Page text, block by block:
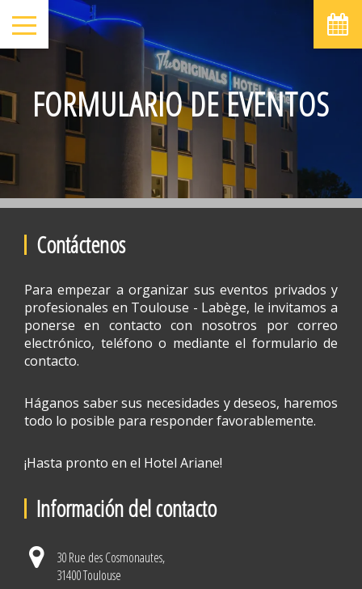
FORMULARIO DE EVENTOS
Contáctenos
Para empezar a organizar sus eventos privados y
profesionales en Toulouse - Labège, le invitamos a
ponerse en contacto con nosotros por correo
electrónico, teléfono o mediante el formulario de
contacto.
Háganos saber sus necesidades y deseos, haremos
todo lo posible para responder favorablemente.
¡Hasta pronto en el Hotel Ariane!
Información del contacto
30 Rue des Cosmonautes,
31400 Toulouse